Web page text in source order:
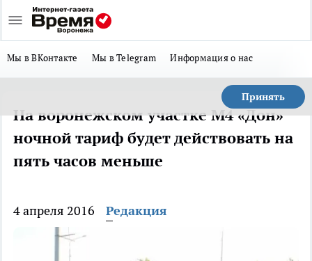
Мы в ВКонтакте Мы в Telegram Информация о нас
Принять
На воронежском участке М4 «Дон»
ночной тариф будет действовать на
пять часов меньше
4 апреля 2016 Редакция